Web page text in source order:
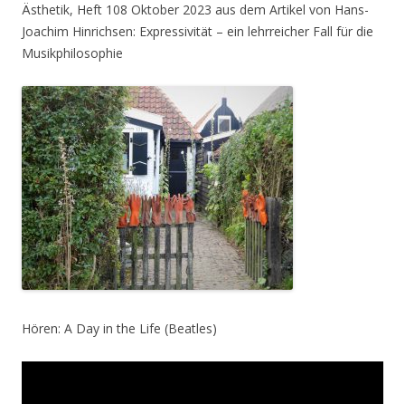
Ästhetik, Heft 108 Oktober 2023 aus dem Artikel von Hans-
Joachim Hinrichsen: Expressivität – ein lehrreicher Fall für die
Musikphilosophie
Hören: A Day in the Life (Beatles)